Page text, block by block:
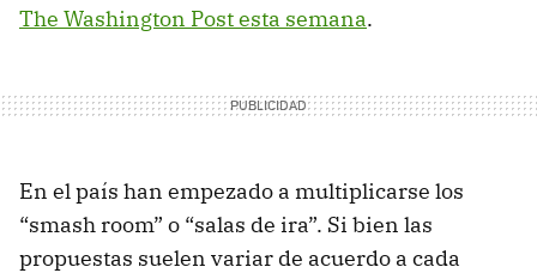
The Washington Post esta semana.
En el país han empezado a multiplicarse los
“smash room” o “salas de ira”. Si bien las
propuestas suelen variar de acuerdo a cada